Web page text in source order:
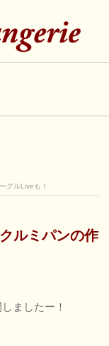
グルLiveも！
ルミパンの作
ましたー！